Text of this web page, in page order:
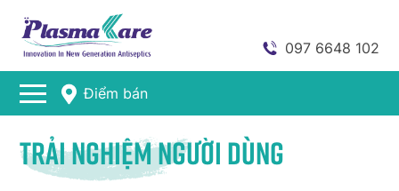
097 6648 102
Điểm bán
Trải nghiệm người dùng